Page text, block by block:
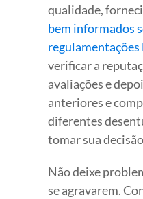
qualidade,
bem informados
regulamentações
verificar a
avaliações e
anteriores e
diferentes
tomar sua
Não deixe
se agravarem.